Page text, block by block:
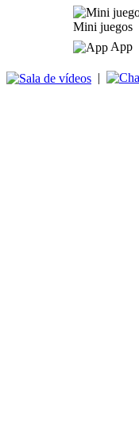
Mini juegos
App
|